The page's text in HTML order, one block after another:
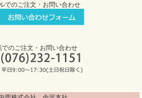
でのご注文・お問い合わせ
でのご注文・お問い合わせ